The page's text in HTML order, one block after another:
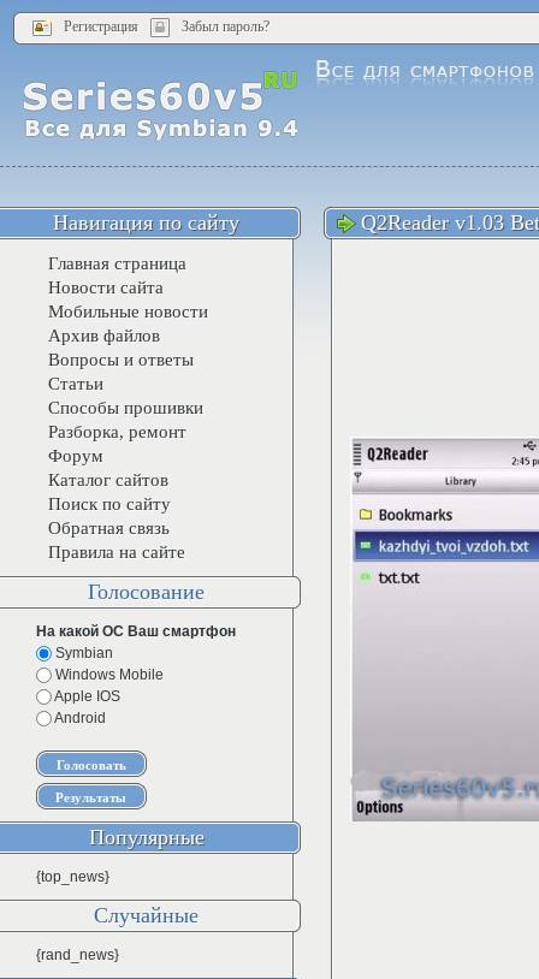
Регистрация Забыл пароль?
Q2Reader v1.03
Навигация по сайту
Главная страница
Новости сайта
Мобильные новости
Архив файлов
Вопросы и ответы
Статьи
Способы прошивки
Разборка, ремонт
Форум
Каталог сайтов
Поиск по сайту
Обратная связь
Правила на сайте
Голосование
На какой ОС Ваш смартфон
Symbian
Windows Mobile
Apple IOS
Android
Популярные
{top_news}
Случайные
{rand_news}